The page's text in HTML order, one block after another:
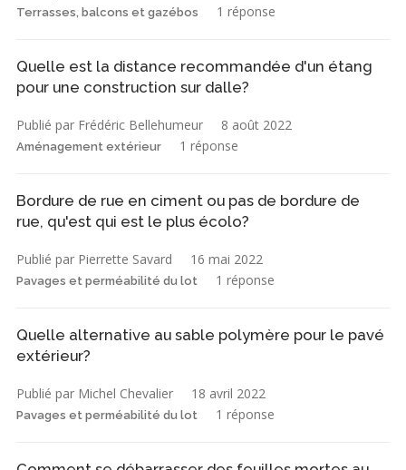
Terrasses, balcons et gazébos 1 réponse
Quelle est la distance recommandée d'un étang
pour une construction sur dalle?
Publié par Frédéric Bellehumeur 8 août 2022
Aménagement extérieur 1 réponse
Bordure de rue en ciment ou pas de bordure de
rue, qu'est qui est le plus écolo?
Publié par Pierrette Savard 16 mai 2022
Pavages et perméabilité du lot 1 réponse
Quelle alternative au sable polymère pour le pavé
extérieur?
Publié par Michel Chevalier 18 avril 2022
Pavages et perméabilité du lot 1 réponse